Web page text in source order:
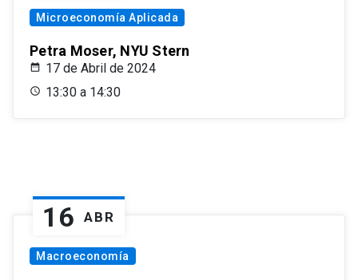
Microeconomía Aplicada
Petra Moser, NYU Stern
17 de Abril de 2024
13:30 a 14:30
16 ABR
Macroeconomía